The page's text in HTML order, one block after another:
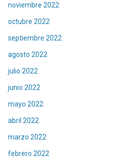
noviembre 2022
octubre 2022
septiembre 2022
agosto 2022
julio 2022
junio 2022
mayo 2022
abril 2022
marzo 2022
febrero 2022